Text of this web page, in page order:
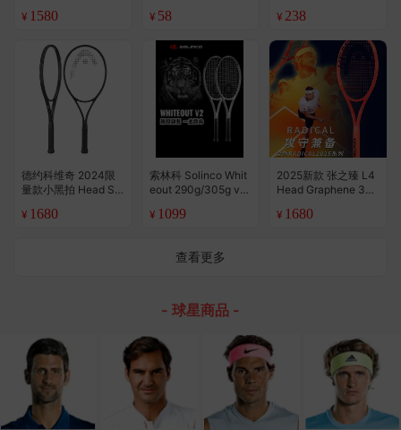
¥ 1580
可调节 56-59cm）
¥ 58
¥ 238
德约科维奇 2024限
量款小黑拍 Head Sp
（美行）
¥ 1680
索林科 Solinco Whit
eout 290g/305g v2
网球拍
¥ 1099
2025新款 张之臻 L4
Head Graphene 360
球拍
¥ 1680
查看更多
- 球星商品 -